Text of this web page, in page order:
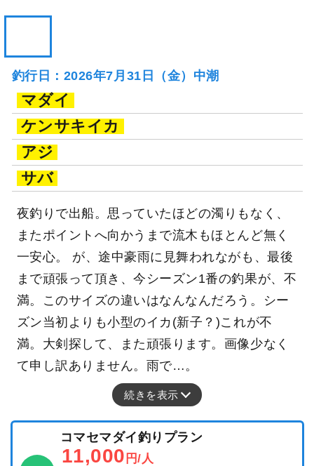
釣行日：2026年7月31日（金）中潮
マダイ
ケンサキイカ
アジ
サバ
夜釣りで出船。思っていたほどの濁りもなく、
またポイントへ向かうまで流木もほとんど無く
一安心。 が、途中豪雨に見舞われながも、最後
まで頑張って頂き、今シーズン1番の釣果が、不
満。このサイズの違いはなんなんだろう。シー
ズン当初よりも小型のイカ(新子？)これが不
満。大剣探して、また頑張ります。画像少なく
て申し訳ありません。雨で…。
続きを表示
コマセマダイ釣りプラン
11,000 円/人